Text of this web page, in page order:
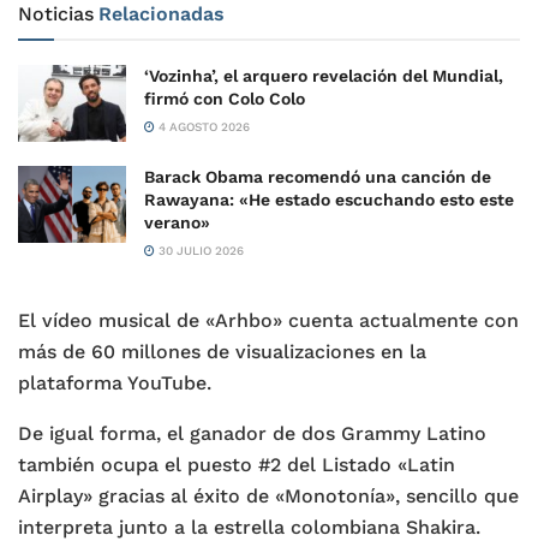
Noticias Relacionadas
‘Vozinha’, el arquero revelación del Mundial,
firmó con Colo Colo
4 AGOSTO 2026
Barack Obama recomendó una canción de
Rawayana: «He estado escuchando esto este
verano»
30 JULIO 2026
El vídeo musical de «Arhbo» cuenta actualmente con
más de 60 millones de visualizaciones en la
plataforma YouTube.
De igual forma, el ganador de dos Grammy Latino
también ocupa el puesto #2 del Listado «Latin
Airplay» gracias al éxito de «Monotonía», sencillo que
interpreta junto a la estrella colombiana Shakira.